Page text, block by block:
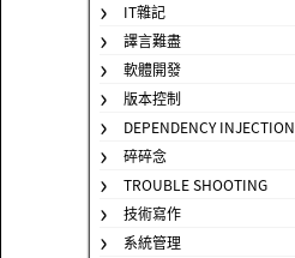
IT雜記
譯言難盡
軟體開發
版本控制
DEPENDENCY INJECTION
碎碎念
TROUBLE SHOOTING
技術寫作
系統管理